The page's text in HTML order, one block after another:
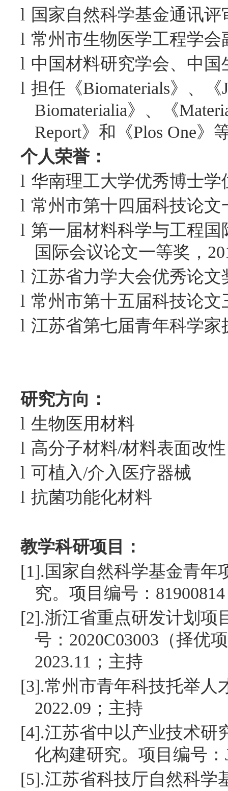
l 国家自然科学基金通讯
l 常州市生物医学工程学会
l 中国材料研究学会、中
l 担任《Biomaterials》、《
Biomaterialia》、《
Report》和《Plos One》
个人荣誉：
l 华南理工大学优秀博士学
l 常州市第十四届科技论文
l 第一届材料科学与工程
国际会议论文一等奖，
l 江苏省力学大会优秀论文
l 常州市第十五届科技论文
l 江苏省第七届青年科学家
研究方向：
l 生物医用材料
l 高分子材料/材料表面改性
l 可植入/介入医疗器械
l 抗菌功能化材料
教学科研项目：
[1].国家自然科学基金青年
究。项目编号： 81900814
[2].浙江省重点研发计划项
号： 2020C03003 （择优
2023.11 ；主持
[3].常州市青年科技托举人
2022.09 ；主持
[4].江苏省中以产业技术研
化构建研究。项目编号：
[5].江苏省科技厅自然科学